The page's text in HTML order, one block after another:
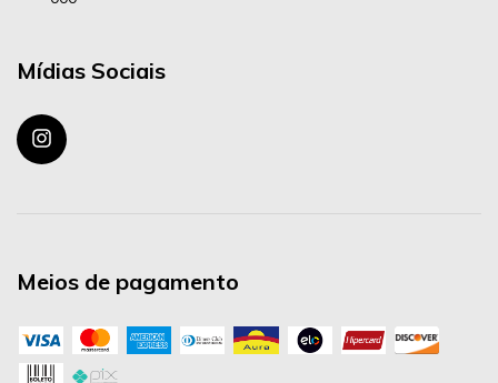
Mídias Sociais
Meios de pagamento